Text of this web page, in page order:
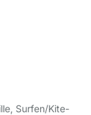
, Surfen/Kite-